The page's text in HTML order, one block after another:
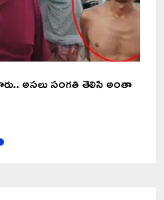
అసలు సంగతి తెలిసి అంతా